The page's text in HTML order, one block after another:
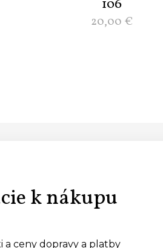
106
20,00 €
k nákupu
a ceny dopravy a platby